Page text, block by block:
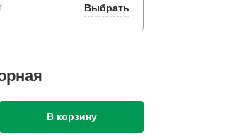
Выбрать
В корзину